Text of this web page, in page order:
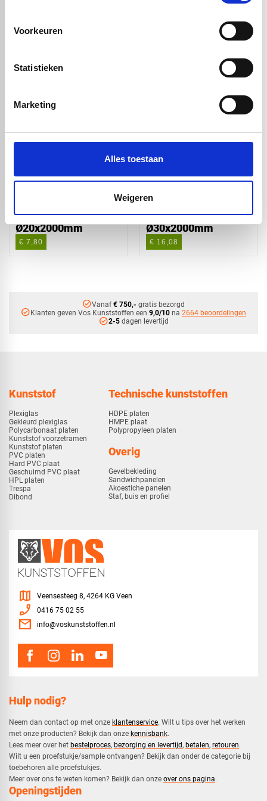
Voorkeuren
Statistieken
Marketing
Alles toestaan
Weigeren
Handig om er bij te kopen
HMPE1000 zwart
Ø20x2000mm
€ 7,80
HMPE1000 zwart
Ø30x2000mm
€ 16,08
check_circleVanaf€ 750,- gratis bezorgd
check_circleKlanten geven Vos Kunststoffen een 9,0/10 na 2664 beoordelingen
check_circle2-5dagen levertijd
Kunststof
Plexiglas
Gekleurd plexiglas
Polycarbonaat platen
Kunststof voorzetramen
Kunststof platen
PVC platen
Hard PVC plaat
Geschuimd PVC plaat
HPL platen
Trespa
Dibond
Technische kunststoffen
HDPE platen
HMPE plaat
Polypropyleen platen
Overig
Gevelbekleding
Sandwichpanelen
Akoestiche panelen
Staf, buis en profiel
Hulp nodig?
Neem dan contact op met onze klantenservice. Wilt u tips over het werken
met onze producten? Bekijk dan onze kennisbank.
​Lees meer over het bestelproces, bezorging en levertijd, betalen, retouren.​
​Wilt u een proefstukje/sample ontvangen? Bekijk dan onder de categorie bij
toebehoren alle proefstukjes.
​​Meer over ons te weten komen? Bekijk dan onze over ons pagina.
Openingstijden
map Veensesteeg 8, 4264 KG Veen
phone_enabled 0416 75 02 55
mail info@voskunststoffen.nl